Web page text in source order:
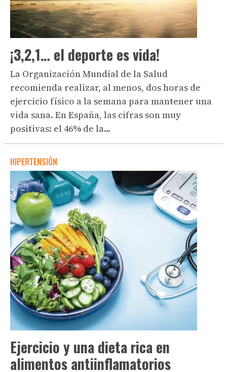
¡3,2,1… el deporte es vida!
La Organización Mundial de la Salud
recomienda realizar, al menos, dos horas de
ejercicio físico a la semana para mantener una
vida sana. En España, las cifras son muy
positivas: el 46% de la...
HIPERTENSIÓN
Ejercicio y una dieta rica en
alimentos antiinflamatorios